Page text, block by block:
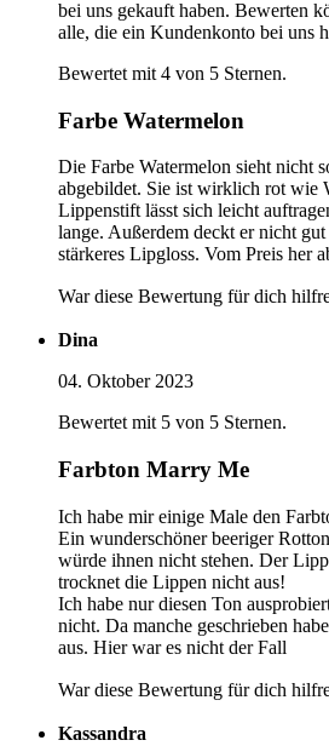
bei uns gekauft haben. Bewerten
alle, die ein Kundenkonto bei uns
Bewertet mit 4 von 5 Sternen.
Farbe Watermelon
Die Farbe Watermelon sieht nicht
abgebildet. Sie ist wirklich rot wie
Lippenstift lässt sich leicht
lange. Außerdem deckt er nicht
stärkeres Lipgloss. Vom Preis her
War diese Bewertung für dich
Dina
04. Oktober 2023
Bewertet mit 5 von 5 Sternen.
Farbton Marry Me
Ich habe mir einige Male den
Ein wunderschöner beeriger
würde ihnen nicht stehen. Der
trocknet die Lippen nicht aus!
Ich habe nur diesen Ton
nicht. Da manche geschrieben
aus. Hier war es nicht der Fall
War diese Bewertung für dich
Kassandra